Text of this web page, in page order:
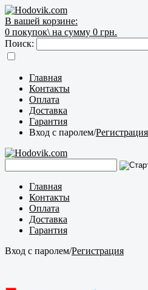
В вашей корзине:
0 покупок\ на сумму 0 грн.
Поиск:
Главная
Контакты
Оплата
Доставка
Гарантия
Вход с паролем/Регистрация
Главная
Контакты
Оплата
Доставка
Гарантия
Вход с паролем/Регистрация